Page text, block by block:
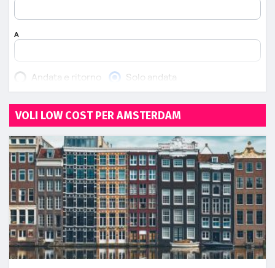
VOLI LOW COST PER AMSTERDAM